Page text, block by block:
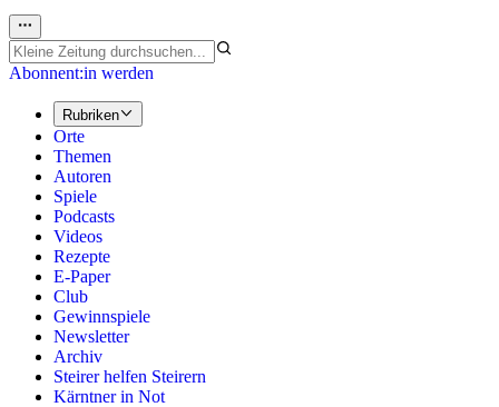
Abonnent:in werden
Rubriken
Orte
Themen
Autoren
Spiele
Podcasts
Videos
Rezepte
E-Paper
Club
Gewinnspiele
Newsletter
Archiv
Steirer helfen Steirern
Kärntner in Not